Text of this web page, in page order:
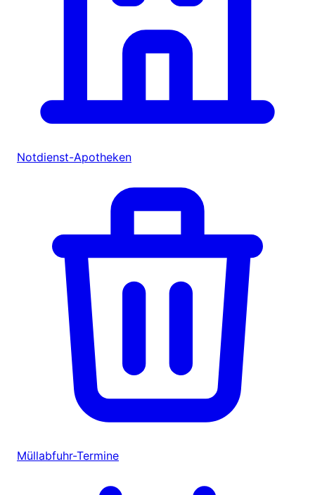
Notdienst-Apotheken
Müllabfuhr-Termine